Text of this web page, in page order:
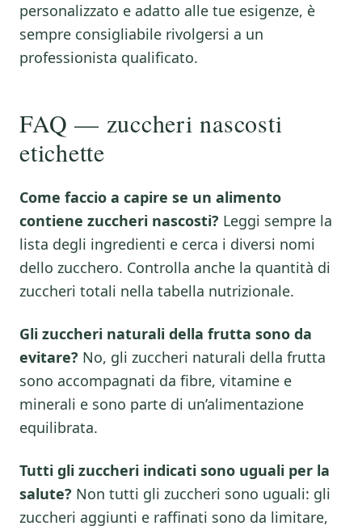
personalizzato e adatto alle tue esigenze, è
sempre consigliabile rivolgersi a un
professionista qualificato.
FAQ — zuccheri nascosti
etichette
Come faccio a capire se un alimento
contiene zuccheri nascosti? Leggi sempre la
lista degli ingredienti e cerca i diversi nomi
dello zucchero. Controlla anche la quantità di
zuccheri totali nella tabella nutrizionale.
Gli zuccheri naturali della frutta sono da
evitare? No, gli zuccheri naturali della frutta
sono accompagnati da fibre, vitamine e
minerali e sono parte di un’alimentazione
equilibrata.
Tutti gli zuccheri indicati sono uguali per la
salute? Non tutti gli zuccheri sono uguali: gli
zuccheri aggiunti e raffinati sono da limitare,